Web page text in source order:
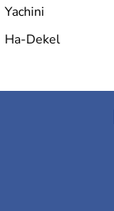
Yachini
Ha-Dekel